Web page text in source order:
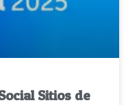
Sitios de